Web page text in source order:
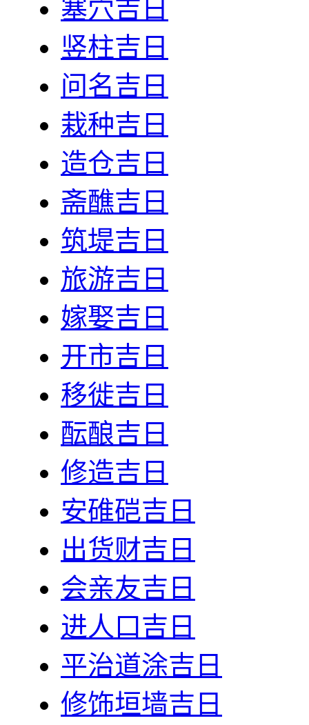
塞穴吉日
竖柱吉日
问名吉日
栽种吉日
造仓吉日
斋醮吉日
筑堤吉日
旅游吉日
嫁娶吉日
开市吉日
移徙吉日
酝酿吉日
修造吉日
安碓硙吉日
出货财吉日
会亲友吉日
进人口吉日
平治道涂吉日
修饰垣墙吉日